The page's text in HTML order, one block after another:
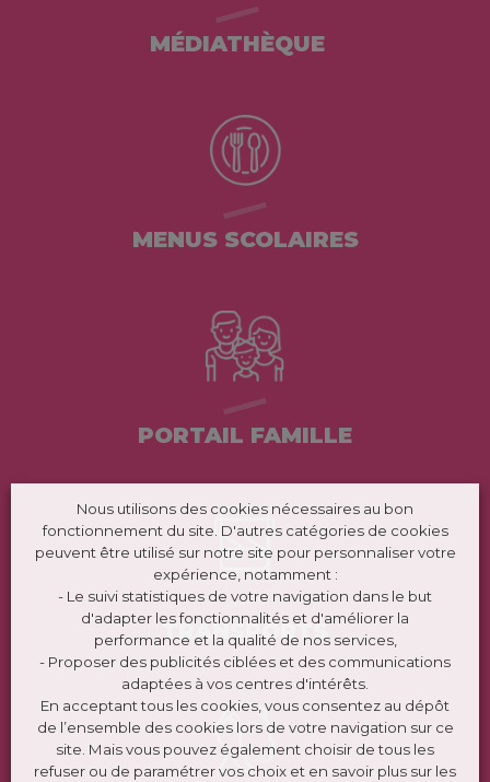
MÉDIATHÈQUE
MENUS SCOLAIRES
PORTAIL FAMILLE
TRANSPORTS
Nous utilisons des cookies nécessaires au bon
fonctionnement du site. D'autres catégories de cookies
peuvent être utilisé sur notre site pour personnaliser votre
expérience, notamment :
- Le suivi statistiques de votre navigation dans le but
d'adapter les fonctionnalités et d'améliorer la
performance et la qualité de nos services,
- Proposer des publicités ciblées et des communications
adaptées à vos centres d'intérêts.
En acceptant tous les cookies, vous consentez au dépôt
de l’ensemble des cookies lors de votre navigation sur ce
site. Mais vous pouvez également choisir de tous les
refuser ou de paramétrer vos choix et en savoir plus sur les